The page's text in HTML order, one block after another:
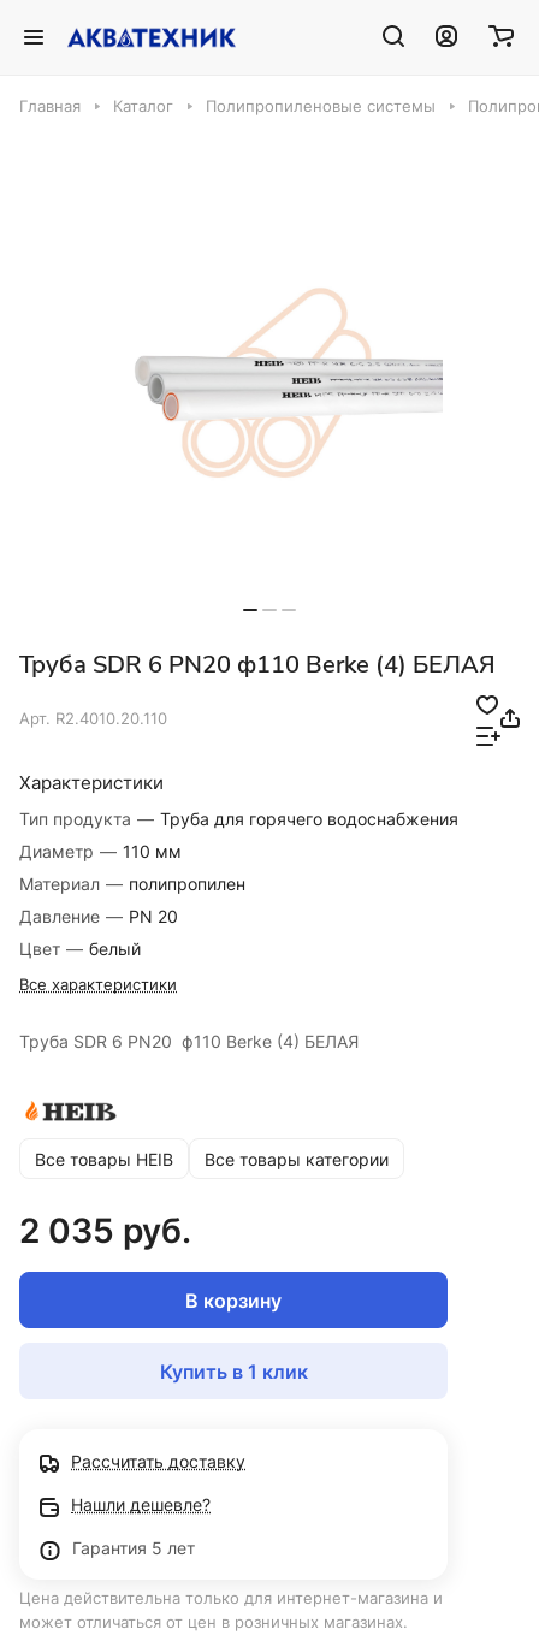
Главная Каталог Полипропиленовые системы
Труба SDR 6 PN20 ф110 Berke (4) БЕЛАЯ
Арт. R2.4010.20.110
Характеристики
Тип продукта — Труба для горячего водоснабжения
Диаметр — 110 мм
Материал — полипропилен
Давление — PN 20
Цвет — белый
Все характеристики
Труба SDR 6 PN20 ф110 Berke (4) БЕЛАЯ
Все товары HEIB Все товары категории
2 035 руб.
В корзину
Купить в 1 клик
Рассчитать доставку
Нашли дешевле?
Гарантия 5 лет
Цена действительна только для интернет-магазина и
может отличаться от цен в розничных магазинах.